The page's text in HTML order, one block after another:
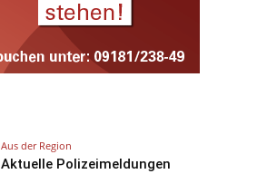
Aus der Region
Aktuelle Polizeimeldungen